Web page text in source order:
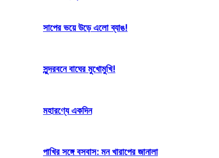
সাপের ভয়ে উড়ে এলো ব্যাঙ!
সুন্দরবনে বাঘের মুখোমুখি!
মহারণ্যে একদিন
পাখির সঙ্গে বসবাস: মন খারাপের জানালা